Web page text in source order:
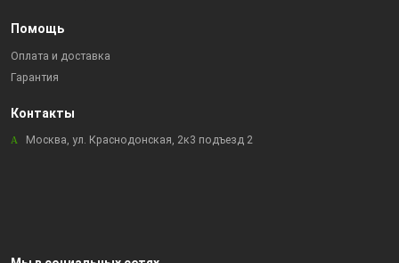
Помощь
Оплата и доставка
Гарантия
Контакты
Москва, ул. Краснодонская, 2к3 подъезд 2